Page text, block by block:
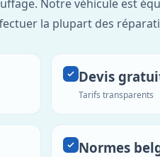
Notre véhicule est
la plupart des
Devis
Tarifs transparents
Normes